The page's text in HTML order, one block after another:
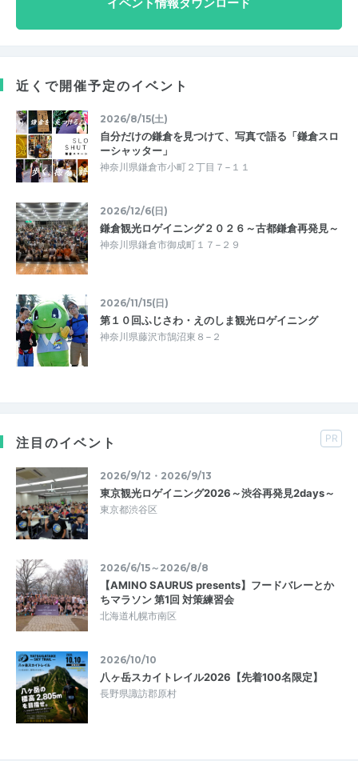
近くで開催予定のイベント
2026/8/15(土)
自分だけの鎌倉を見つけて、写真で語る「鎌倉スロ
ーシャッター」
神奈川県鎌倉市小町２丁目７−１１
2026/12/6(日)
鎌倉観光ロゲイニング２０２６～古都鎌倉再発見～
神奈川県鎌倉市御成町１７−２９
2026/11/15(日)
第１０回ふじさわ・えのしま観光ロゲイニング
神奈川県藤沢市鵠沼東８−２
注目のイベント PR
2026/9/12・2026/9/13
東京観光ロゲイニング2026～渋谷再発見2days～
東京都渋谷区
2026/6/15～2026/8/8
【AMINO SAURUS presents】フードバレーとか
ちマラソン 第1回 対策練習会
北海道札幌市南区
2026/10/10
八ヶ岳スカイトレイル2026【先着100名限定】
長野県諏訪郡原村